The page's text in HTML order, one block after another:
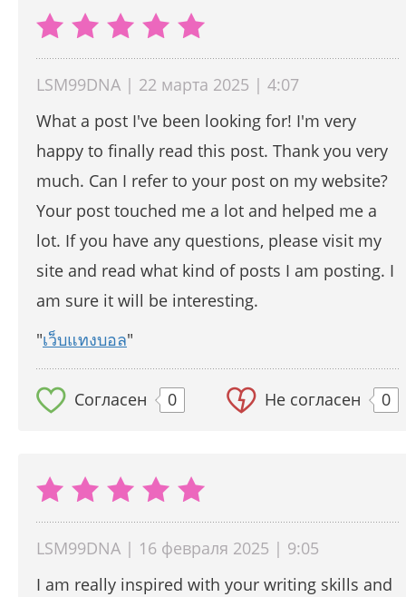
LSM99DNA | 22 марта 2025 | 4:07
What a post I've been looking for! I'm very
happy to finally read this post. Thank you very
much. Can I refer to your post on my website?
Your post touched me a lot and helped me a
lot. If you have any questions, please visit my
site and read what kind of posts I am posting. I
am sure it will be interesting.
"เว็บแทงบอล"
Согласен 0 Не согласен 0
LSM99DNA | 16 февраля 2025 | 9:05
I am really inspired with your writing skills and